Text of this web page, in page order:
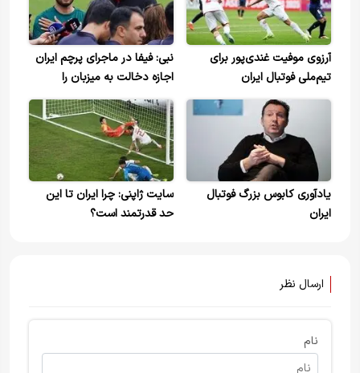
آرزوی موفیت غندی‌پور برای
تیم‌ملی فوتبال ایران
نبی: فیفا در ماجرای پرچم ایران
اجازه دخالت به میزبان را
نمی‌دهد
یادآوری کابوس بزرگ فوتبال
ایران
سایت ژاپنی: چرا ایران تا این
حد قدرتمند است؟
ارسال نظر
نام